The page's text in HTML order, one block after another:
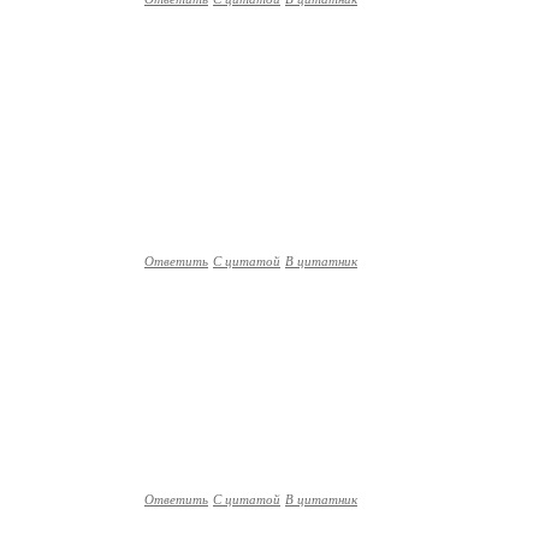
Ответить С цитатой В цитатник
Ответить С цитатой В цитатник